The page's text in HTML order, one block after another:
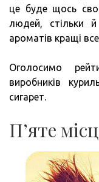
це буде щось
людей, стільки
ароматів кращі
Оголосимо
виробників
сигарет.
П’яте